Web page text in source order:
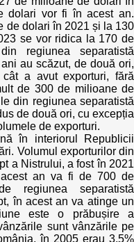
dolari vor fi în acest an.
de dolari în 2021 și la 130
se vor ridica la 170 de
regiunea separatistă
au scăzut, de două ori,
a avut exporturi, fără
de 300 de milioane de
din regiunea separatistă
de două ori, cu excepția
de exporturi.
în interiorul Republicii
Volumul exporturilor din
a Nistrului, a fost în 2021
an va fi de 700 de
regiunea separatistă
în acest an va atinge un
este o prăbușire a
sunt vânzările pe
în 2005 erau 3,5%